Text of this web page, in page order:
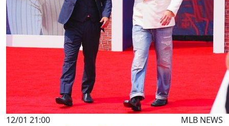
12/01 21:00
MLB NEWS